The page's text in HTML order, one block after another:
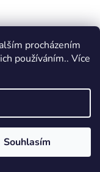
procházením
používáním.. Více
Souhlasím